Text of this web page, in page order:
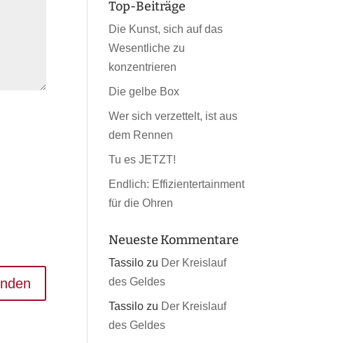
Top-Beiträge
Die Kunst, sich auf das
Wesentliche zu
konzentrieren
Die gelbe Box
Wer sich verzettelt, ist aus
dem Rennen
Tu es JETZT!
Endlich: Effizientertainment
für die Ohren
Neueste Kommentare
Tassilo zu Der Kreislauf
des Geldes
Tassilo zu Der Kreislauf
des Geldes